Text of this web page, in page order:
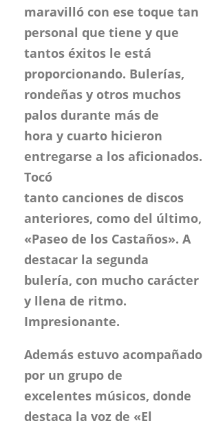
maravilló con ese toque tan
personal que tiene y que
tantos éxitos le está
proporcionando. Bulerías,
rondeñas y otros muchos
palos durante más de
hora y cuarto hicieron
entregarse a los aficionados.
Tocó
tanto canciones de discos
anteriores, como del último,
«Paseo de los Castaños». A
destacar la segunda
bulería, con mucho carácter
y llena de ritmo.
Impresionante.
Además estuvo acompañado
por un grupo de
excelentes músicos, donde
destaca la voz de «El